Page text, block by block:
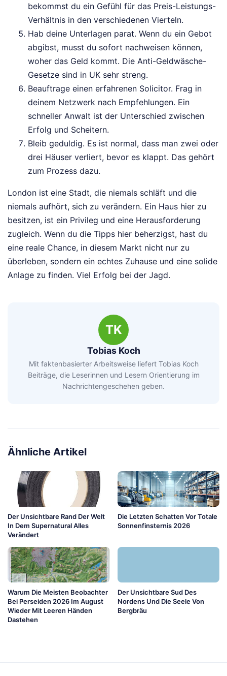
bekommst du ein Gefühl für das Preis-Leistungs-
Verhältnis in den verschiedenen Vierteln.
Hab deine Unterlagen parat. Wenn du ein Gebot
abgibst, musst du sofort nachweisen können,
woher das Geld kommt. Die Anti-Geldwäsche-
Gesetze sind in UK sehr streng.
Beauftrage einen erfahrenen Solicitor. Frag in
deinem Netzwerk nach Empfehlungen. Ein
schneller Anwalt ist der Unterschied zwischen
Erfolg und Scheitern.
Bleib geduldig. Es ist normal, dass man zwei oder
drei Häuser verliert, bevor es klappt. Das gehört
zum Prozess dazu.
London ist eine Stadt, die niemals schläft und die
niemals aufhört, sich zu verändern. Ein Haus hier zu
besitzen, ist ein Privileg und eine Herausforderung
zugleich. Wenn du die Tipps hier beherzigst, hast du
eine reale Chance, in diesem Markt nicht nur zu
überleben, sondern ein echtes Zuhause und eine solide
Anlage zu finden. Viel Erfolg bei der Jagd.
TK
Tobias Koch
Mit faktenbasierter Arbeitsweise liefert Tobias Koch
Beiträge, die Leserinnen und Lesern Orientierung im
Nachrichtengeschehen geben.
Ähnliche Artikel
Der Unsichtbare Rand Der Welt
In Dem Supernatural Alles
Verändert
Die Letzten Schatten Vor Totale
Sonnenfinsternis 2026
Warum Die Meisten Beobachter
Bei Perseiden 2026 Im August
Wieder Mit Leeren Händen
Dastehen
Der Unsichtbare Sud Des
Nordens Und Die Seele Von
Bergbräu